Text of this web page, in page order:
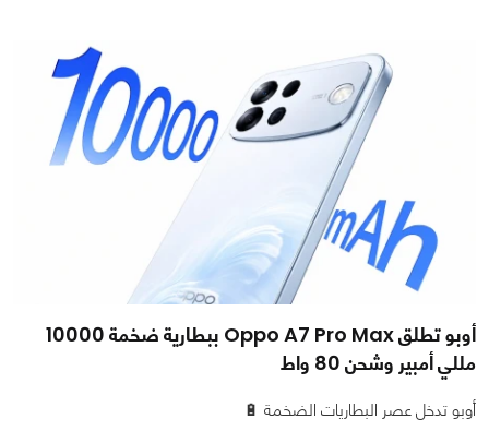
أوبو تطلق Oppo A7 Pro Max ببطارية ضخمة 10000
مللي أمبير وشحن 80 واط
أوبو تدخل عصر البطاريات الضخمة 🔋